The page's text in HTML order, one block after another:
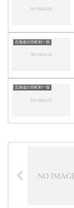
北海道の市町村一覧
北海道の市町村一覧